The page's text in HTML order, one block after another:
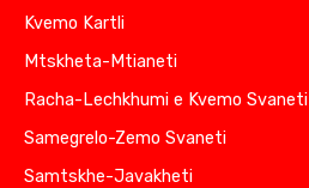
Kvemo Kartli
Mtskheta-Mtianeti
Racha-Lechkhumi e Kvemo Svaneti
Samegrelo-Zemo Svaneti
Samtskhe-Javakheti